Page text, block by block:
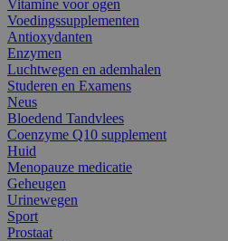
Vitamine voor ogen
Voedingssupplementen
Antioxydanten
Enzymen
Luchtwegen en ademhalen
Studeren en Examens
Neus
Bloedend Tandvlees
Coenzyme Q10 supplement
Huid
Menopauze medicatie
Geheugen
Urinewegen
Sport
Prostaat